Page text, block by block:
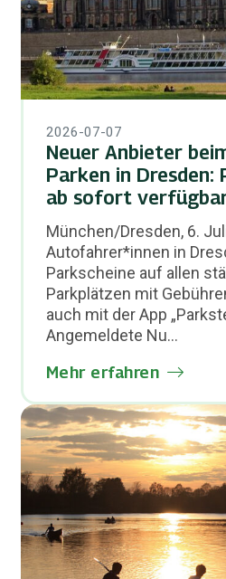
2026-07-07
Neuer Anbieter
Parken in Dresden:
ab sofort
München/Dresden, 6.
Autofahrer*innen in
Parkscheine auf allen
Parkplätzen mit
auch mit der App
Angemeldete Nu...
Mehr erfahren